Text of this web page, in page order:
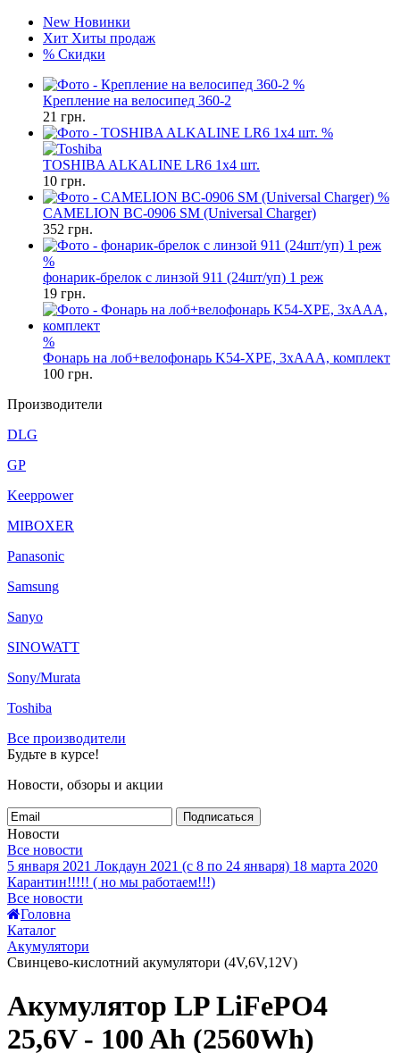
New Новинки
Хит Хиты продаж
% Скидки
%
Крепление на велосипед 360-2
21 грн.
%
TOSHIBA ALKALINE LR6 1x4 шт.
10 грн.
%
CAMELION BC-0906 SM (Universal Charger)
352 грн.
%
фонарик-брелок с линзой 911 (24шт/уп) 1 реж
19 грн.
%
Фонарь на лоб+велофонарь K54-XPE, 3xAAA, комплект
100 грн.
Производители
DLG
GP
Keeppower
MIBOXER
Panasonic
Samsung
Sanyo
SINOWATT
Sony/Murata
Toshiba
Все производители
Будьте в курсе!
Новости, обзоры и акции
Подписаться
Новости
Все новости
5 января 2021 Локдаун 2021 (с 8 по 24 января) 18 марта 2020
Карантин!!!!! ( но мы работаем!!!)
Все новости
Головна
Каталог
Акумулятори
Свинцево-кислотний акумулятори (4V,6V,12V)
Акумулятор LP LiFePO4
25,6V - 100 Ah (2560Wh)